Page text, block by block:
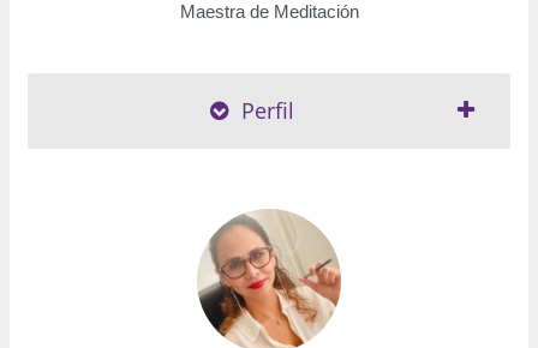
Maestra de Meditación
Perfil